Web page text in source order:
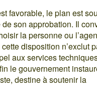
favorable, le plan est
son approbation. Il
la personne ou
disposition n’exclut
aux services
le gouvernement
destine à soutenir la